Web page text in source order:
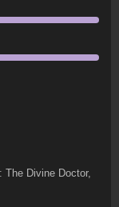
The Divine Doctor,